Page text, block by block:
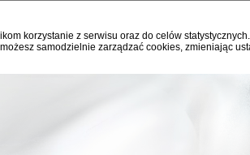
korzystanie z serwisu oraz do celów
samodzielnie zarządzać cookies, zmieniając